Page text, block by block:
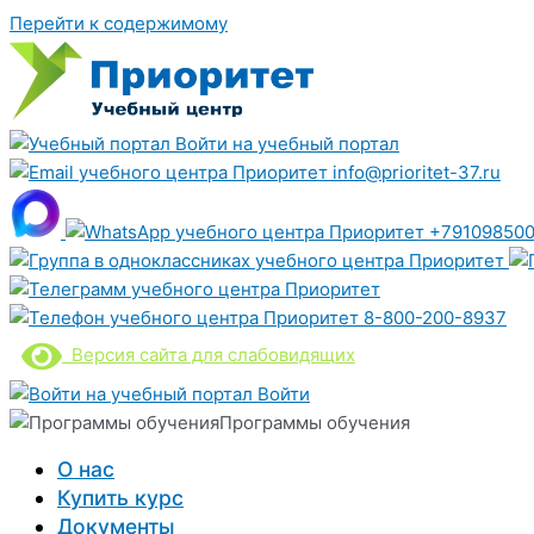
Перейти к содержимому
Войти на учебный портал
info@prioritet-37.ru
8-800-200-8937
Версия сайта для слабовидящих
Войти
Программы обучения
О нас
Купить курс
Документы